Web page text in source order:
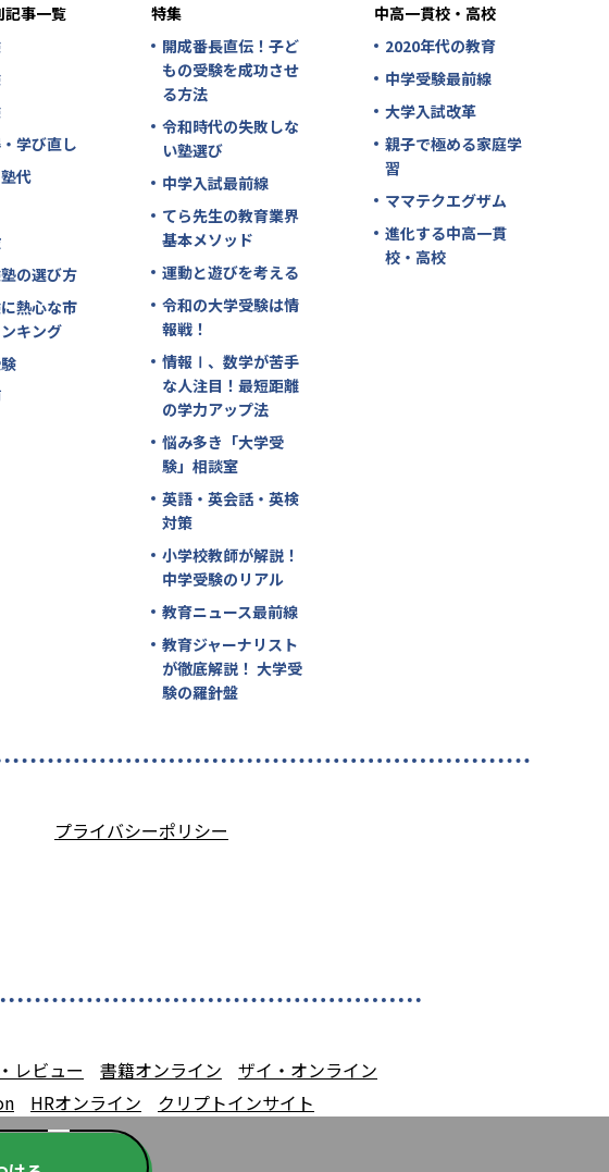
記事一覧
学び直し
代
の選び方
熱心な市
キング
特集
開成番長直伝！子ど
もの受験を成功させ
る方法
令和時代の失敗しな
い塾選び
中学入試最前線
てら先生の教育業界
基本メソッド
運動と遊びを考える
令和の大学受験は情
報戦！
情報Ⅰ、数学が苦手
な人注目！最短距離
の学力アップ法
悩み多き「大学受
験」相談室
英語・英会話・英検
対策
小学校教師が解説！
中学受験のリアル
教育ニュース最前線
教育ジャーナリスト
が徹底解説！ 大学受
験の羅針盤
中高一貫校・高校
2020年代の教育
中学受験最前線
大学入試改革
親子で極める家庭学
習
ママテクエグザム
進化する中高一貫
校・高校
プライバシーポリシー
レビュー 書籍オンライン
ザイ・オンライン
HRオンライン クリプトインサイト